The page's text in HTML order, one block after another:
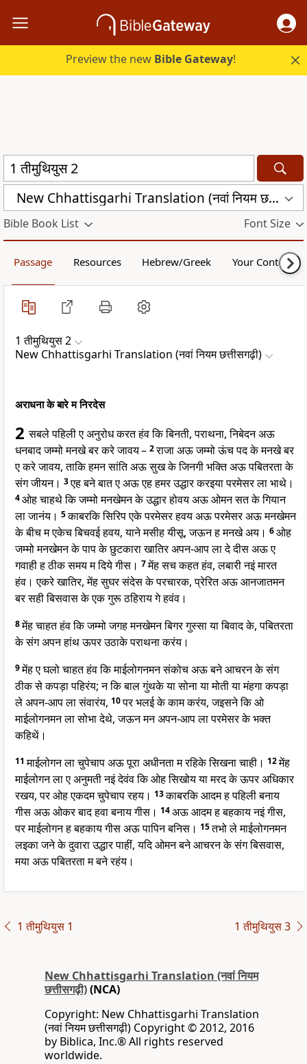
Preview the new Bible Gateway!
New Chhattisgarhi Translation (नवां नियम छत्तीसगढ़ी) (NCA)
Bible Book List Font Size
Passage Resources Hebrew/Greek Your Content
1 तीमुथियुस 2
New Chhattisgarhi Translation (नवां नियम छत्तीसगढ़ी)
अराधना के बारे म निरदेस
2सबले पहिली ए अनुरोध करत हंव कि बिनती, पराथना, निबेदन अऊ
धनबाद जम्मो मनखे बर करे जावय – 2राजा अऊ जम्मो ऊंच पद के मनखे बर
ए करे जावय, ताकि हमन सांति अऊ सुख के जिनगी भक्ति अऊ पबितरता के
संग जीयन। 3एह बने बात ए अऊ एह हमर उद्धार करइया परमेसर ला भाथे।
4ओह चाहथे कि जम्मो मनखेमन के उद्धार होवय अऊ ओमन सत के गियान
ला जानंय। 5काबरकि सिरिप एके परमेसर हवय अऊ परमेसर अऊ मनखेमन
के बीच म एकेच बिचवई हवय, याने मसीह यीसू, जऊन ह मनखे अय। 6ओह
जम्मो मनखेमन के पाप के छुटकारा खातिर अपन-आप ला दे दीस अऊ ए
गवाही ह ठीक समय म दिये गीस। 7मेंह सच कहत हंव, लबारी नइं मारत
हंव। एकरे खातिर, मेंह सुघर संदेस के परचारक, प्रेरित अऊ आनजातमन
बर सही बिसवास के एक गुरू ठहिराय गे हवंव।
8मेंह चाहत हंव कि जम्मो जगह मनखेमन बिगर गुस्सा या बिवाद के, पबितरता
के संग अपन हांथ ऊपर उठाके पराथना करंय।
9मेंह ए घलो चाहत हंव कि माईलोगनमन संकोच अऊ बने आचरन के संग
ठीक से कपड़ा पहिरंय; न कि बाल गुंथके या सोना या मोती या मंहगा कपड़ा
ले अपन-आप ला संवारंय, 10पर भलई के काम करंय, जइसने कि ओ
माईलोगनमन ला सोभा देथे, जऊन मन अपन-आप ला परमेसर के भक्त
कहिथें।
11माईलोगन ला चुपेचाप अऊ पूरा अधीनता म रहिके सिखना चाही। 12मेंह
माईलोगन ला ए अनुमती नइं देवंव कि ओह सिखोय या मरद के ऊपर अधिकार
रखय, पर ओह एकदम चुपेचाप रहय। 13काबरकि आदम ह पहिली बनाय
गीस अऊ ओकर बाद हवा बनाय गीस। 14अऊ आदम ह बहकाय नइं गीस,
पर माईलोगन ह बहकाय गीस अऊ पापिन बनिस। 15तभो ले माईलोगनमन
लइका जने के दुवारा उद्धार पाहीं, यदि ओमन बने आचरन के संग बिसवास,
मया अऊ पबितरता म बने रहंय।
1 तीमुथियुस 1 1 तीमुथियुस 3
New Chhattisgarhi Translation (नवां नियम
छत्तीसगढ़ी)(NCA)
Copyright: New Chhattisgarhi Translation
(नवां नियम छत्तीसगढ़ी) Copyright © 2012, 2016
by Biblica, Inc.® All rights reserved
worldwide.